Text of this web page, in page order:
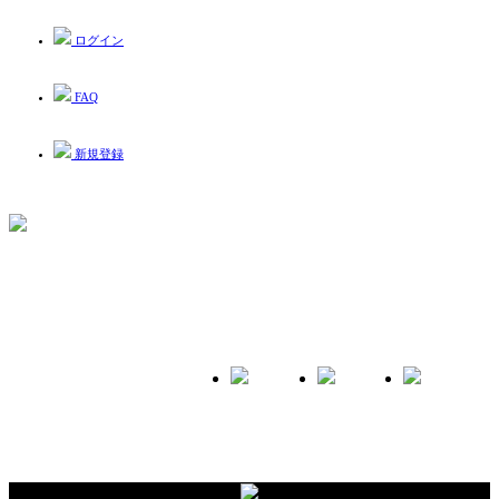
ログイン
FAQ
新規登録